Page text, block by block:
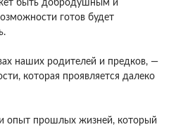
быть добродушным и
готов будет
наших родителей и предков, —
которая проявляется далеко
опыт прошлых жизней, который